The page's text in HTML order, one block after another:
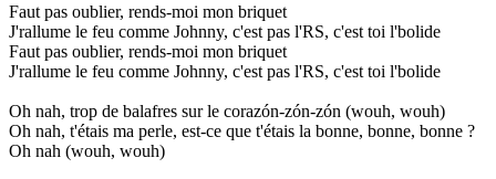
Faut pas oublier, rends-moi mon briquet
J'rallume le feu comme Johnny, c'est pas l'RS, c'est toi l'bolide
Faut pas oublier, rends-moi mon briquet
J'rallume le feu comme Johnny, c'est pas l'RS, c'est toi l'bolide
Oh nah, trop de balafres sur le corazón-zón-zón (wouh, wouh)
Oh nah, t'étais ma perle, est-ce que t'étais la bonne, bonne, bonne ?
Oh nah (wouh, wouh)